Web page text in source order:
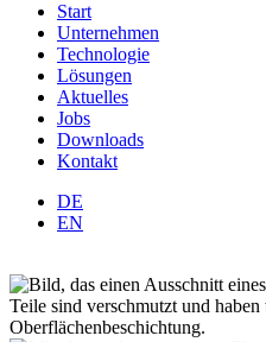
Start
Unternehmen
Technologie
Lösungen
Aktuelles
Jobs
Downloads
Kontakt
DE
EN